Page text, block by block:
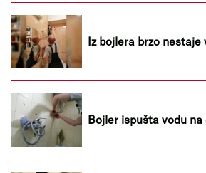
Iz bojlera brzo nestaje
Bojler ispušta vodu na